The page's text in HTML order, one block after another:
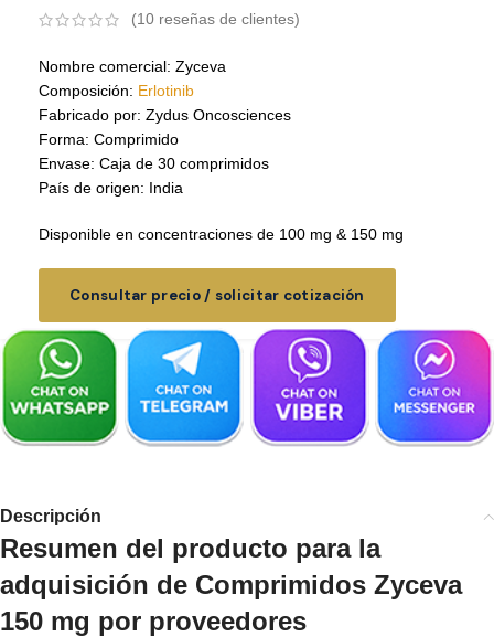
(10 reseñas de clientes)
Nombre comercial: Zyceva
Composición: Erlotinib
Fabricado por: Zydus Oncosciences
Forma: Comprimido
Envase: Caja de 30 comprimidos
País de origen: India
Disponible en concentraciones de 100 mg & 150 mg
Consultar precio / solicitar cotización
Descripción
Resumen del producto para la
adquisición de Comprimidos Zyceva
150 mg por proveedores